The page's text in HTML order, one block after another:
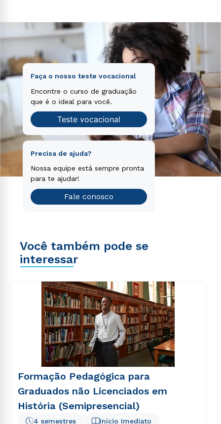
Faça o nosso teste vocacional
Encontre o curso de graduação
que é o ideal para você.
Teste vocacional
Precisa de ajuda?
Nossa equipe está sempre pronta
para te ajudar!
Fale conosco
Você também pode se
interessar
Formação Pedagógica para
Graduados não Licenciados em
História (Semipresencial)
Início Imediato
4 semestres